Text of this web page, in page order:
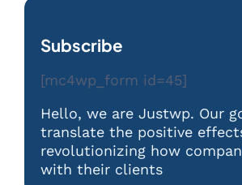
Subscribe
[mc4wp_form id=45]
Hello, we are Justwp. Our
translate the positive
revolutionizing how
with their clients